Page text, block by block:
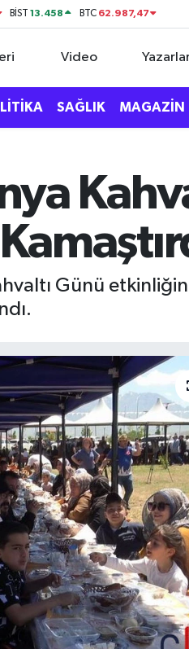
BİST13.458 BTC 62.987,47
Video
SAĞLIK MAGAZİN
Günü